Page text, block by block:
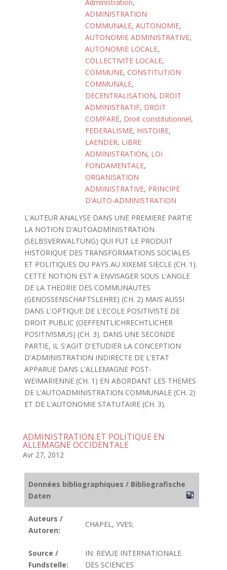
Administration,
ADMINISTRATION
COMMUNALE, AUTONOMIE,
AUTONOMIE ADMINISTRATIVE,
AUTONOMIE LOCALE,
COLLECTIVITE LOCALE,
COMMUNE, CONSTITUTION
COMMUNALE,
DECENTRALISATION, DROIT
ADMINISTRATIF, DROIT
COMPARE, Droit constitutionnel,
FEDERALISME, HISTOIRE,
LAENDER, LIBRE
ADMINISTRATION, LOI
FONDAMENTALE,
ORGANISATION
ADMINISTRATIVE, PRINCIPE
D'AUTO-ADMINISTRATION
L'AUTEUR ANALYSE DANS UNE PREMIERE PARTIE
LA NOTION D'AUTOADMINISTRATION
(SELBSVERWALTUNG) QUI FUT LE PRODUIT
HISTORIQUE DES TRANSFORMATIONS SOCIALES
ET POLITIQUES DU PAYS AU XIXEME SIECLE (CH. 1).
CETTE NOTION EST A ENVISAGER SOUS L'ANGLE
DE LA THEORIE DES COMMUNAUTES
(GENOSSENSCHAFTSLEHRE) (CH. 2) MAIS AUSSI
DANS L'OPTIQUE DE L'ECOLE POSITIVISTE DE
DROIT PUBLIC (OEFFENTLICHRECHTLICHER
POSITIVISMUS) (CH. 3). DANS UNE SECONDE
PARTIE, IL S'AGIT D'ETUDIER LA CONCEPTION
D'ADMINISTRATION INDIRECTE DE L'ETAT
APPARUE DANS L'ALLEMAGNE POST-
WEIMARIENNE (CH. 1) EN ABORDANT LES THEMES
DE L'AUTOADMINISTRATION COMMUNALE (CH. 2)
ET DE L'AUTONOMIE STATUTAIRE (CH. 3).
ADMINISTRATION ET POLITIQUE EN
ALLEMAGNE OCCIDENTALE
Avr 27, 2012
Données bibliographiques / Bibliografische
Daten
Auteurs /
Autoren:
CHAPEL, YVES;
Source /
Fundstelle:
IN: REVUE INTERNATIONALE
DES SCIENCES